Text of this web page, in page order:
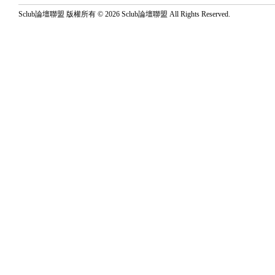
Sclub論壇聯盟 版權所有 © 2026 Sclub論壇聯盟 All Rights Reserved.